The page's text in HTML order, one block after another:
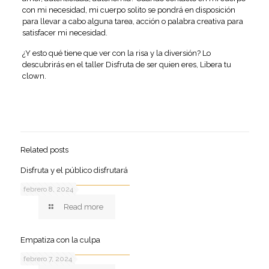
con mi necesidad, mi cuerpo solito se pondrá en disposición
para llevar a cabo alguna tarea, acción o palabra creativa para
satisfacer mi necesidad.
¿Y esto qué tiene que ver con la risa y la diversión? Lo
descubrirás en el taller Disfruta de ser quien eres, Libera tu
clown.
Related posts
febrero 8, 2024
Disfruta y el público disfrutará
Read more
febrero 7, 2024
Empatiza con la culpa